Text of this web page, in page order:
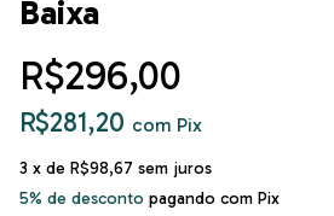
Baixa
R$296,00
R$281,20 com Pix
3 x de R$98,67 sem juros
5% de desconto pagando com Pix